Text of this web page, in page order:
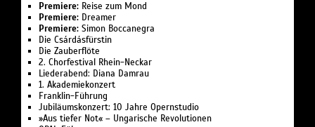
Premiere: Reise zum Mond
Premiere: Dreamer
Premiere: Simon Boccanegra
Die Csárdásfürstin
Die Zauberflöte
2. Chorfestival Rhein-Neckar
Liederabend: Diana Damrau
1. Akademie­konzert
Franklin-Führung
Jubiläumskonzert: 10 Jahre Opernstudio
»Aus tiefer Not« – Ungarische Revolutionen